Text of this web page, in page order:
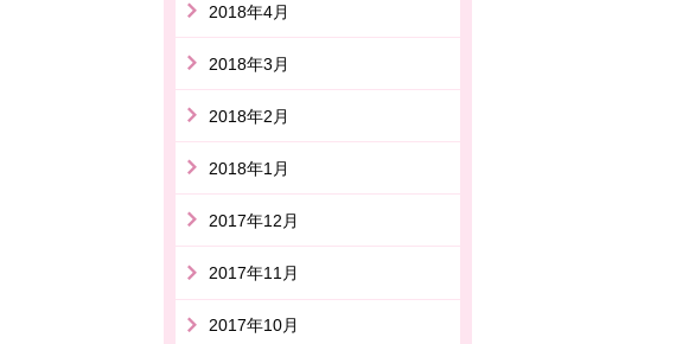
2018年4月
2018年3月
2018年2月
2018年1月
2017年12月
2017年11月
2017年10月